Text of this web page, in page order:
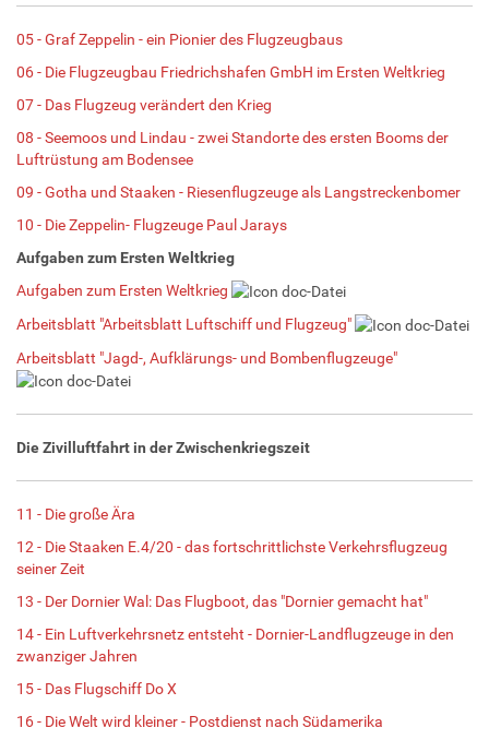
05 - Graf Zeppelin - ein Pionier des Flugzeugbaus
06 - Die Flugzeugbau Friedrichshafen GmbH im Ersten Weltkrieg
07 - Das Flugzeug verändert den Krieg
08 - Seemoos und Lindau - zwei Standorte des ersten Booms der
Luftrüstung am Bodensee
09 - Gotha und Staaken - Riesenflugzeuge als Langstreckenbomer
10 - Die Zeppelin- Flugzeuge Paul Jarays
Aufgaben zum Ersten Weltkrieg
Aufgaben zum Ersten Weltkrieg
Arbeitsblatt "Arbeitsblatt Luftschiff und Flugzeug"
Arbeitsblatt "Jagd-, Aufklärungs- und Bombenflugzeuge"
Die Zivilluftfahrt in der Zwischenkriegszeit
11 - Die große Ära
12 - Die Staaken E.4/20 - das fortschrittlichste Verkehrsflugzeug
seiner Zeit
13 - Der Dornier Wal: Das Flugboot, das "Dornier gemacht hat"
14 - Ein Luftverkehrsnetz entsteht - Dornier-Landflugzeuge in den
zwanziger Jahren
15 - Das Flugschiff Do X
16 - Die Welt wird kleiner - Postdienst nach Südamerika